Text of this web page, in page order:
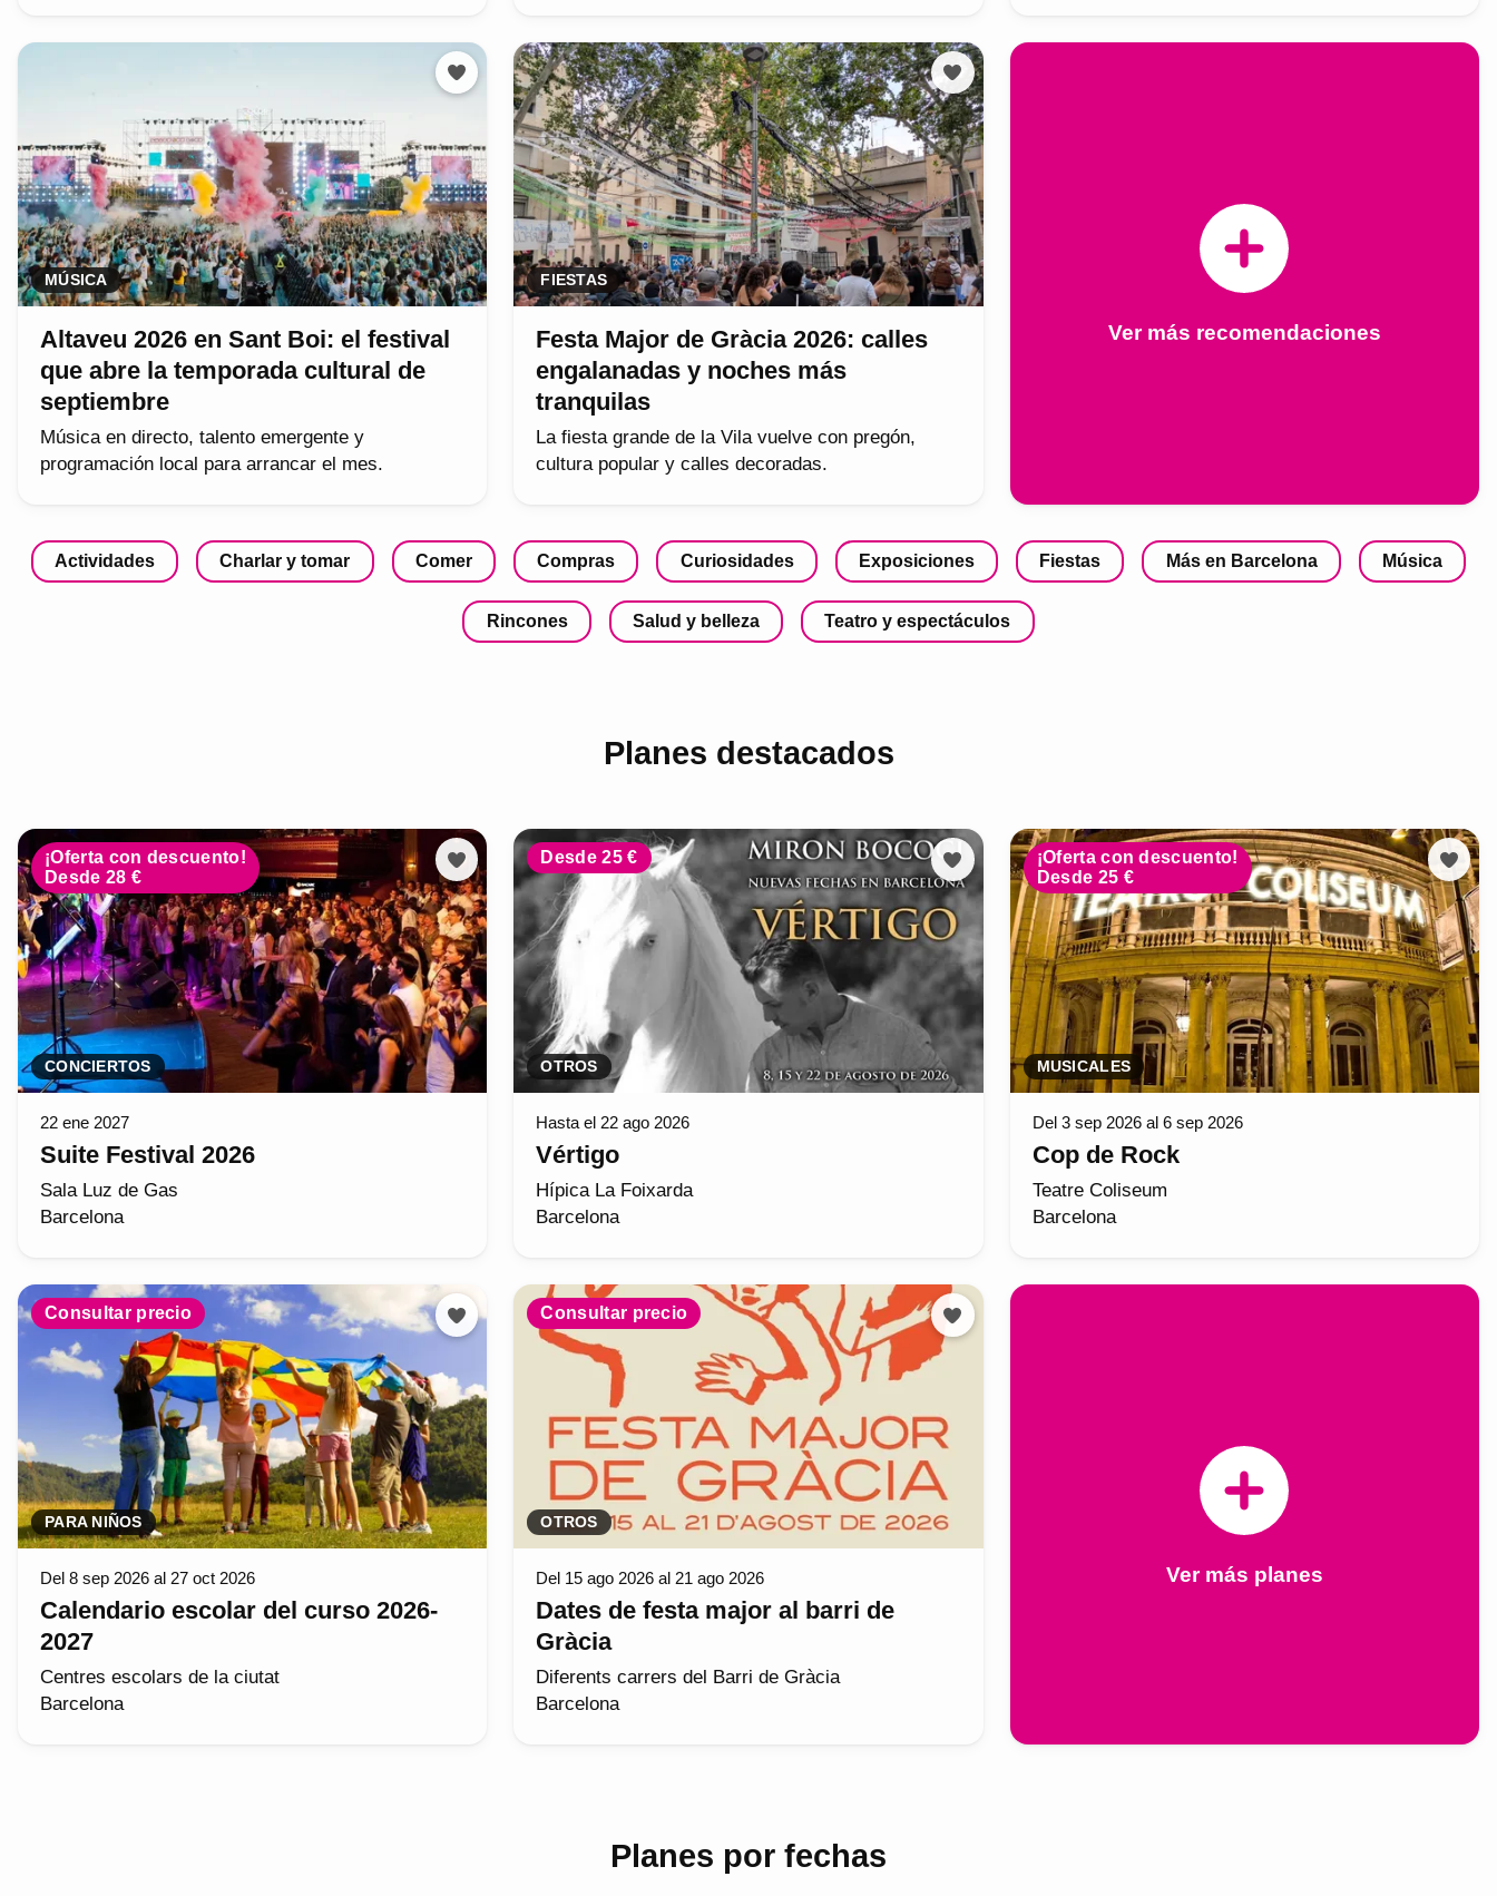
MÚSICA
Altaveu 2026 en Sant Boi: el festival
que abre la temporada cultural de
septiembre
Música en directo, talento emergente y
programación local para arrancar el mes.
FIESTAS
Festa Major de Gràcia 2026: calles
engalanadas y noches más
tranquilas
La fiesta grande de la Vila vuelve con pregón,
cultura popular y calles decoradas.
Ver más recomendaciones
Actividades Charlar y tomar Comer Compras Curiosidades Exposiciones Fiestas Más en Barcelona Música
Rincones Salud y belleza Teatro y espectáculos
Planes destacados
¡Oferta con descuento!
Desde 28 €
CONCIERTOS
22 ene 2027
Suite Festival 2026
Sala Luz de Gas
Barcelona
Desde 25 €
OTROS
Hasta el 22 ago 2026
Vértigo
Hípica La Foixarda
Barcelona
¡Oferta con descuento!
Desde 25 €
MUSICALES
Del 3 sep 2026 al 6 sep 2026
Cop de Rock
Teatre Coliseum
Barcelona
Consultar precio
PARA NIÑOS
Del 8 sep 2026 al 27 oct 2026
Calendario escolar del curso 2026-
2027
Centres escolars de la ciutat
Barcelona
Consultar precio
OTROS
Del 15 ago 2026 al 21 ago 2026
Dates de festa major al barri de
Gràcia
Diferents carrers del Barri de Gràcia
Barcelona
Ver más planes
Planes por fechas